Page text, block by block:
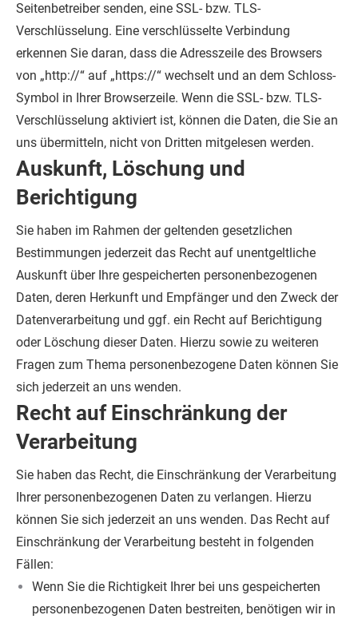
Seitenbetreiber senden, eine SSL- bzw. TLS-
Verschlüsselung. Eine verschlüsselte Verbindung
erkennen Sie daran, dass die Adresszeile des Browsers
von „http://“ auf „https://“ wechselt und an dem Schloss-
Symbol in Ihrer Browserzeile. Wenn die SSL- bzw. TLS-
Verschlüsselung aktiviert ist, können die Daten, die Sie an
uns übermitteln, nicht von Dritten mitgelesen werden.
Auskunft, Löschung und
Berichtigung
Sie haben im Rahmen der geltenden gesetzlichen
Bestimmungen jederzeit das Recht auf unentgeltliche
Auskunft über Ihre gespeicherten personenbezogenen
Daten, deren Herkunft und Empfänger und den Zweck der
Datenverarbeitung und ggf. ein Recht auf Berichtigung
oder Löschung dieser Daten. Hierzu sowie zu weiteren
Fragen zum Thema personenbezogene Daten können Sie
sich jederzeit an uns wenden.
Recht auf Einschränkung der
Verarbeitung
Sie haben das Recht, die Einschränkung der Verarbeitung
Ihrer personenbezogenen Daten zu verlangen. Hierzu
können Sie sich jederzeit an uns wenden. Das Recht auf
Einschränkung der Verarbeitung besteht in folgenden
Fällen:
Wenn Sie die Richtigkeit Ihrer bei uns gespeicherten
personenbezogenen Daten bestreiten, benötigen wir in